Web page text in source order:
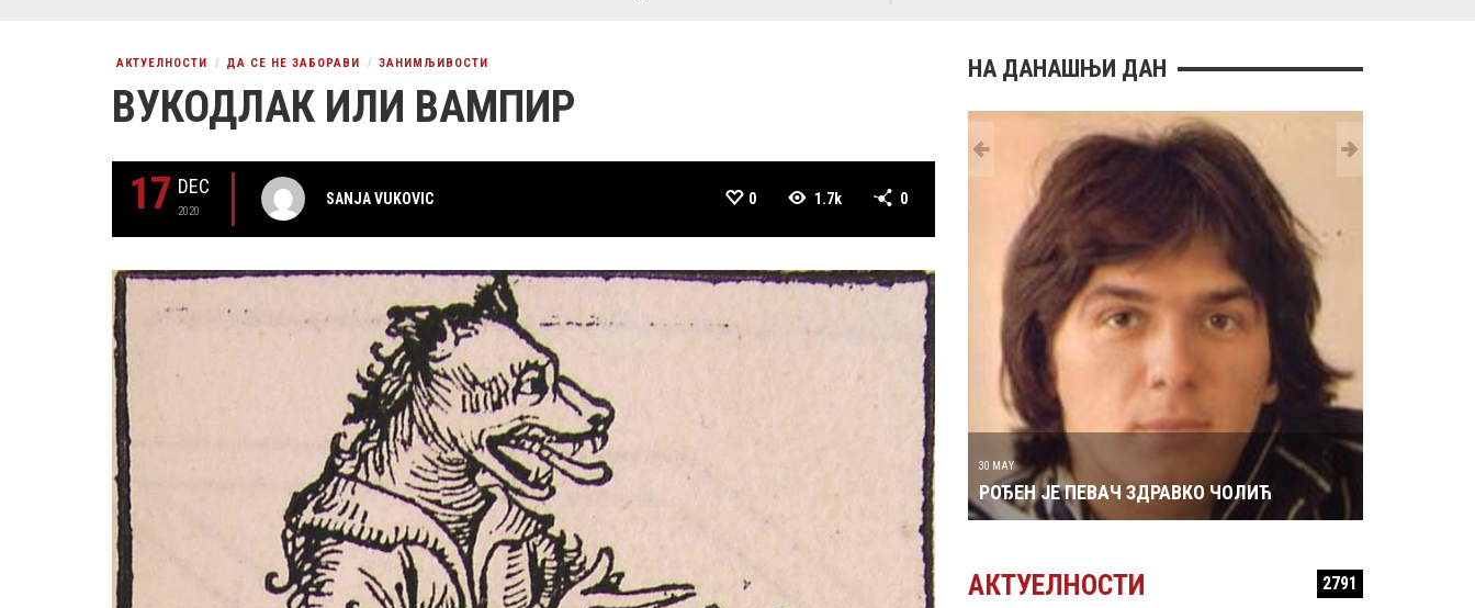
АКТУЕЛНОСТИ ДА СЕ НЕ ЗАБОРАВИ ЗАНИМЉИВОСТИ
ВУКОДЛАК ИЛИ ВАМПИР
17 DEC
2020
SANJA VUKOVIC 0 1.7k 0
НА ДАНАШЊИ ДАН
РОЂЕН ЈЕ ГЛУМАЦ МИЛУТИН МИЋА ТАТИЋ
31 MAY
РОЂЕН ЈЕ ПИЈАНИСТА АЛЕКСАНДАР
МАЏАР
30 MAY
РОЂЕН ЈЕ ПЕВАЧ ЗДРАВКО ЧОЛИЋ
АКТУЕЛНОСТИ 2791